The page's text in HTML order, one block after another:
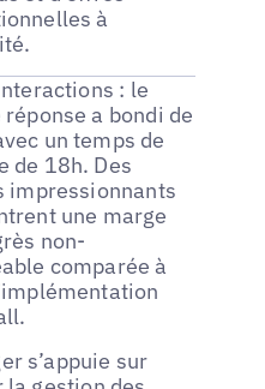
à
: le
réponse a bondi de
un temps de
de 18h. Des
impressionnants
une marge
non-
comparée à
s’appuie sur